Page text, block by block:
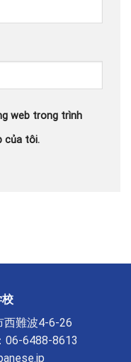
web trong trình
của tôi.
校
西難波4-6-26
06-6488-8613